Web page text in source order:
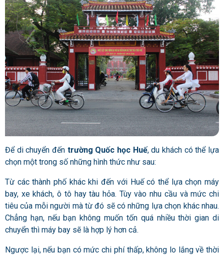
Để di chuyển đến trường Quốc học Huế, du khách có thể lựa
chọn một trong số những hình thức như sau:
Từ các thành phố khác khi đến với Huế có thể lựa chọn máy
bay, xe khách, ô tô hay tàu hỏa. Tùy vào nhu cầu và mức chi
tiêu của mỗi người mà từ đó sẽ có những lựa chọn khác nhau.
Chẳng hạn, nếu bạn không muốn tốn quá nhiều thời gian di
chuyển thì máy bay sẽ là hợp lý hơn cả.
Ngược lại, nếu bạn có mức chi phí thấp, không lo lắng về thời